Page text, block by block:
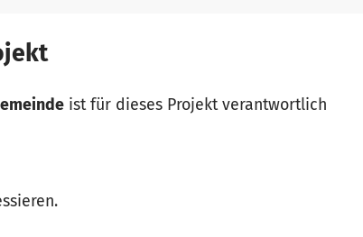
ist für dieses Projekt verantwortlich